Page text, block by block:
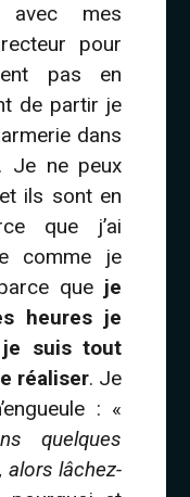
avec mes
pour
pas en
de partir je
dans
Je ne peux
ils sont en
que j’ai
comme je
que je
heures je
suis tout
réaliser. Je
: «
quelques
alors lâchez-